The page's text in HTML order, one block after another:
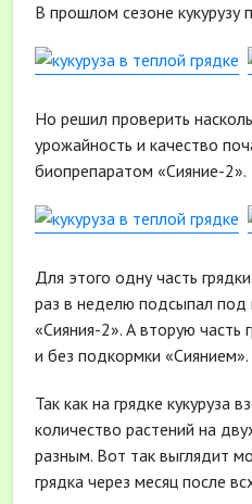
В прошлом сезоне кукурузу
Но решил проверить
урожайность и качество
биопрепаратом «Сияние-2».
Для этого одну часть
раз в неделю подсыпал под
«Сияния-2». А вторую часть
и без подкормки «Сиянием».
Так как на грядке кукуруза
количество растений на
разным. Вот так выглядит
грядка через месяц после